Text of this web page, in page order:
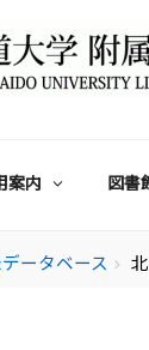
案内 図書
ータベース chevron_right